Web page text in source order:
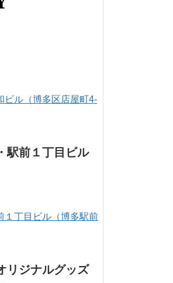
ビル（博多区店屋町4-
駅前１丁目ビル
１丁目ビル（博多駅前
リジナルグッズ